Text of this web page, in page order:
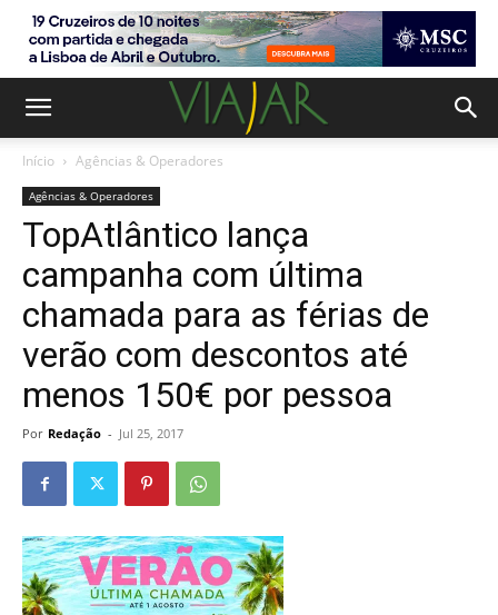
Início Agências & Operadores
Agências & Operadores
TopAtlântico lança
campanha com última
chamada para as férias de
verão com descontos até
menos 150€ por pessoa
Por Redação - Jul 25, 2017